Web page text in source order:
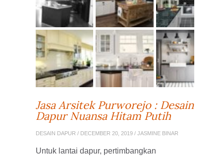
Jasa Arsitek Purworejo : Desain
Dapur Nuansa Hitam Putih
DESAIN DAPUR / DECEMBER 20, 2019 / JASMINE BINAR
Untuk lantai dapur, pertimbangkan